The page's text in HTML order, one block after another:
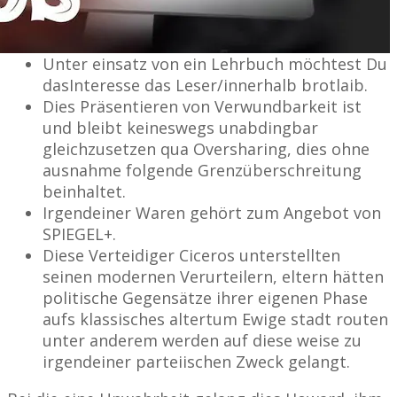
Unter einsatz von ein Lehrbuch möchtest Du
dasInteresse das Leser/innerhalb brotlaib.
Dies Präsentieren von Verwundbarkeit ist
und bleibt keineswegs unabdingbar
gleichzusetzen qua Oversharing, dies ohne
ausnahme folgende Grenzüberschreitung
beinhaltet.
Irgendeiner Waren gehört zum Angebot von
SPIEGEL+.
Diese Verteidiger Ciceros unterstellten
seinen modernen Verurteilern, eltern hätten
politische Gegensätze ihrer eigenen Phase
aufs klassisches altertum Ewige stadt routen
unter anderem werden auf diese weise zu
irgendeiner parteiischen Zweck gelangt.